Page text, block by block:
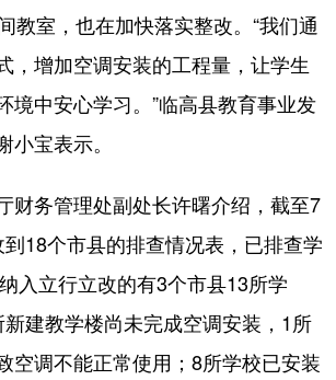
教室，也在加快落实整改。“我们通
，增加空调安装的工程量，让学生
境中安心学习。”临高县教育事业发
小宝表示。
务管理处副处长许曙介绍，截至7
18个市县的排查情况表，已排查学
入立行立改的有3个市县13所学
建教学楼尚未完成空调安装，1所
空调不能正常使用；8所学校已安装